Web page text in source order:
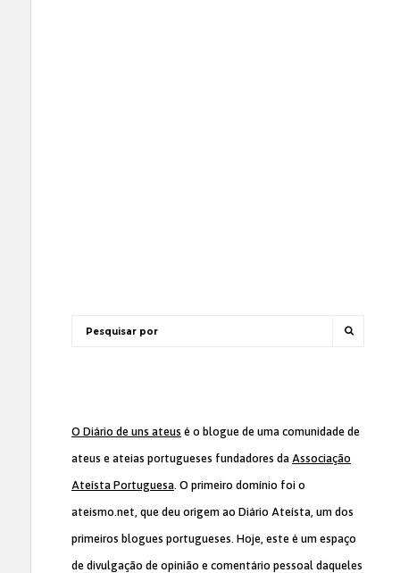
O Diário de uns ateus é o blogue de uma comunidade de
ateus e ateias portugueses fundadores da Associação
Ateísta Portuguesa. O primeiro domínio foi o
ateismo.net, que deu origem ao Diário Ateísta, um dos
primeiros blogues portugueses. Hoje, este é um espaço
de divulgação de opinião e comentário pessoal daqueles